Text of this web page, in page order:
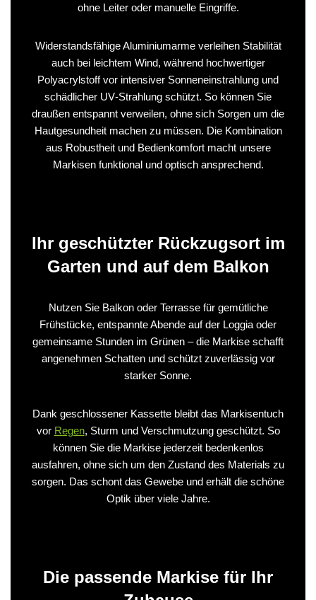
ohne Leiter oder manuelle Eingriffe.
Widerstandsfähige Aluminiumarme verleihen Stabilität
auch bei leichtem Wind, während hochwertiger
Polyacrylstoff vor intensiver Sonneneinstrahlung und
schädlicher UV‑Strahlung schützt. So können Sie
draußen entspannt verweilen, ohne sich Sorgen um die
Hautgesundheit machen zu müssen. Die Kombination
aus Robustheit und Bedienkomfort macht unsere
Markisen funktional und optisch ansprechend.
Ihr geschützter Rückzugsort im
Garten und auf dem Balkon
Nutzen Sie Balkon oder Terrasse für gemütliche
Frühstücke, entspannte Abende auf der Loggia oder
gemeinsame Stunden im Grünen – die Markise schafft
angenehmen Schatten und schützt zuverlässig vor
starker Sonne.
Dank geschlossener Kassette bleibt das Markisentuch
vor Regen, Sturm und Verschmutzung geschützt. So
können Sie die Markise jederzeit bedenkenlos
ausfahren, ohne sich um den Zustand des Materials zu
sorgen. Das schont das Gewebe und erhält die schöne
Optik über viele Jahre.
Die passende Markise für Ihr